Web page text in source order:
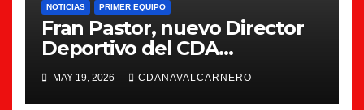
NOTICIAS PRIMER EQUIPO
Fran Pastor, nuevo Director
Deportivo del CDA
Navalcarnero
MAY 19, 2026 CDANAVALCARNERO